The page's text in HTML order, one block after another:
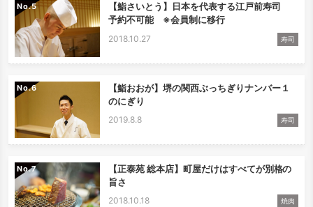
No.
【鮨さいとう】日本を代表する江戸前寿司
予約不可能 ※会員制に移行
2018.10.27 寿司
No.
【鮨おおが】堺の関西ぶっちぎりナンバー１
のにぎり
2019.8.8 寿司
No.
【正泰苑 総本店】町屋だけはすべてが別格の
旨さ
2018.10.18 焼肉